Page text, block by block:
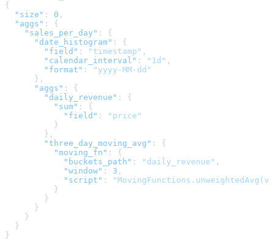
{
"size" : 0 ,
"aggs" :
{
"sales_per_day" :
{
"date_histogram" :
{
"field" : "timestamp" ,
"calendar_interval" : "1d" ,
"format" :
"yyyy-MM-dd"
} ,
"aggs" :
{
"daily_revenue" :
{
"sum" :
{
"field" :
"price"
}
} ,
"three_day_moving_avg" :
{
"moving_fn" :
{
"buckets_path" : "daily_revenue" ,
"window" : 3 ,
"script" :
}
}
}
}
}
}